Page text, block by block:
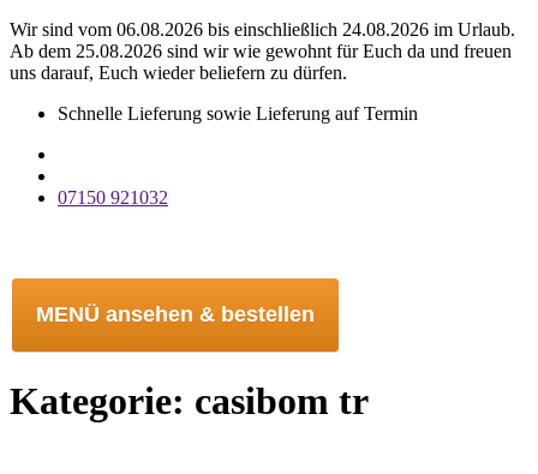
Wir sind vom 06.08.2026 bis einschließlich 24.08.2026 im Urlaub.
Ab dem 25.08.2026 sind wir wie gewohnt für Euch da und freuen
uns darauf, Euch wieder beliefern zu dürfen.
Schnelle Lieferung sowie Lieferung auf Termin
07150 921032
MENÜ ansehen & bestellen
Kategorie: casibom tr